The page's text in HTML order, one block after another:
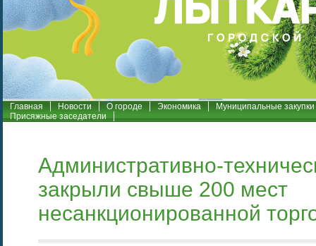
Главная Новости О городе Экономика
Муниципальные закупки
Присяжные заседатели
Административно-
закрыли свыше 200 мест
несанкционированной